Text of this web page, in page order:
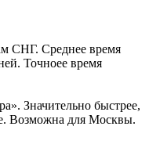
СНГ. Среднее время
Точноее время
Значительно быстрее,
Возможна для Москвы.